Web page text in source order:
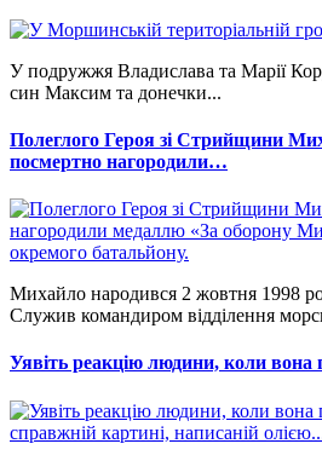
У подружжя Владислава та Марії
син Максим та донечки...
Полеглого Героя зі Стрийщини
посмертно нагородили…
Михайло народився 2 жовтня 1998
Служив командиром відділення
Уявіть реакцію людини, коли